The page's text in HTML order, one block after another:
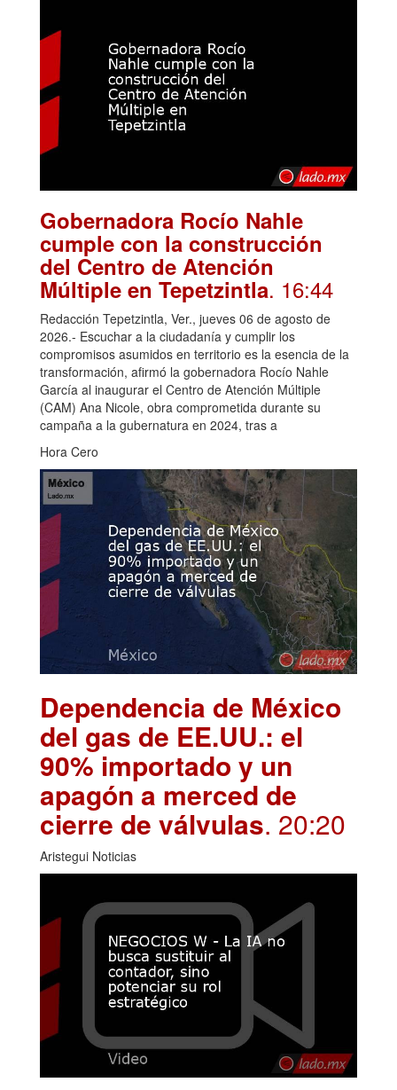
Gobernadora Rocío Nahle
cumple con la construcción
del Centro de Atención
Múltiple en Tepetzintla. 16:44
Redacción Tepetzintla, Ver., jueves 06 de agosto de
2026.- Escuchar a la ciudadanía y cumplir los
compromisos asumidos en territorio es la esencia de la
transformación, afirmó la gobernadora Rocío Nahle
García al inaugurar el Centro de Atención Múltiple
(CAM) Ana Nicole, obra comprometida durante su
campaña a la gubernatura en 2024, tras a
Hora Cero
Dependencia de México
del gas de EE.UU.: el
90% importado y un
apagón a merced de
cierre de válvulas. 20:20
Aristegui Noticias